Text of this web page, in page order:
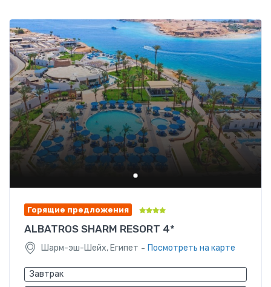
Горящие предложения
ALBATROS SHARM RESORT 4*
Шарм-эш-Шейх, Египет - Посмотреть на карте
Завтрак